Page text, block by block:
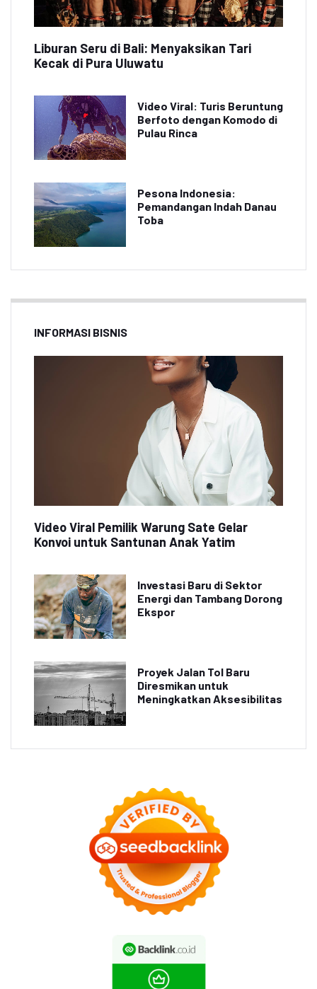
Liburan Seru di Bali: Menyaksikan Tari
Kecak di Pura Uluwatu
Video Viral: Turis Beruntung
Berfoto dengan Komodo di
Pulau Rinca
Pesona Indonesia:
Pemandangan Indah Danau
Toba
INFORMASI BISNIS
Video Viral Pemilik Warung Sate Gelar
Konvoi untuk Santunan Anak Yatim
Investasi Baru di Sektor
Energi dan Tambang Dorong
Ekspor
Proyek Jalan Tol Baru
Diresmikan untuk
Meningkatkan Aksesibilitas